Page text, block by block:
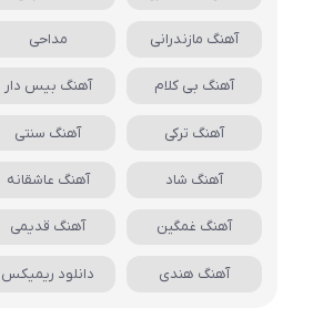
آهنگ مازندرانی مداحی
آهنگ بی کلام آهنگ بیس دار
آهنگ ترکی آهنگ سنتی
آهنگ شاد آهنگ عاشقانه
آهنگ غمگین آهنگ قدیمی
آهنگ هندی دانلود ریمیکس